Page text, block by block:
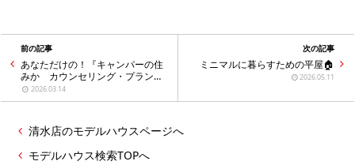
前の記事
あなただけの！『キャンパーの住
みか カウンセリング・プランキ
ャンペーン』
2026.03.14
次の記事
ミニマルに暮らすための平屋🏠
2026.05.11
清水店のモデルハウスページへ
モデルハウス検索TOPへ